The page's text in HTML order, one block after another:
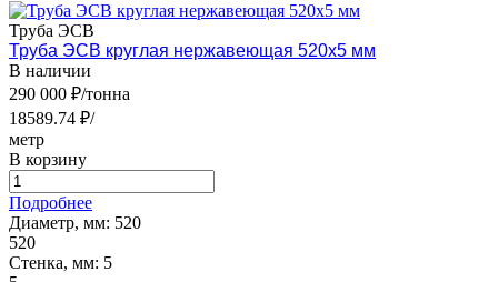
Труба ЭСВ
Труба ЭСВ круглая нержавеющая 520х5 мм
В наличии
290 000 ₽/тонна
18589.74 ₽/
метр
В корзину
Подробнее
Диаметр, мм: 520
520
Стенка, мм: 5